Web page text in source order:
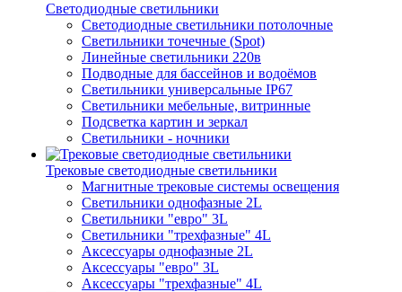
Светодиодные светильники
Светодиодные светильники потолочные
Светильники точечные (Spot)
Линейные светильники 220в
Подводные для бассейнов и водоёмов
Светильники универсальные IP67
Светильники мебельные, витринные
Подсветка картин и зеркал
Светильники - ночники
Трековые светодиодные светильники
Магнитные трековые системы освещения
Светильники однофазные 2L
Светильники "евро" 3L
Светильники "трехфазные" 4L
Аксессуары однофазные 2L
Аксессуары "евро" 3L
Аксессуары "трехфазные" 4L